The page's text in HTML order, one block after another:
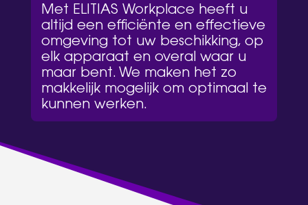
Met ELITIAS Workplace heeft u
altijd een efficiënte en effectieve
omgeving tot uw beschikking, op
elk apparaat en overal waar u
maar bent. We maken het zo
makkelijk mogelijk om optimaal te
kunnen werken.